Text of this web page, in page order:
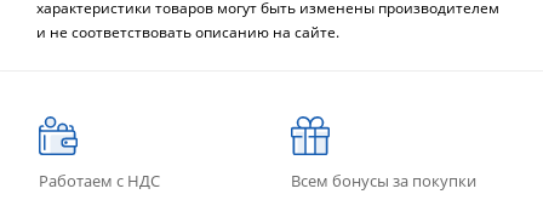
характеристики товаров могут быть изменены производителем
и не соответствовать описанию на сайте.
Работаем с НДС Всем бонусы за покупки